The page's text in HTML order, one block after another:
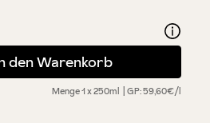
Menge1 x 250ml GP: 59,60€/l
gewünschten Wert ein oder benutze
den Warenkorb